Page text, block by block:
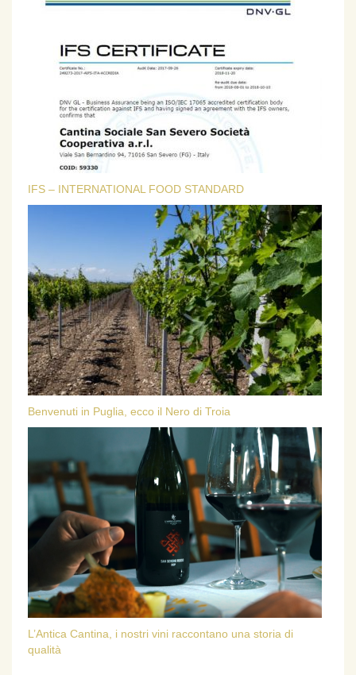
IFS – INTERNATIONAL FOOD STANDARD
Benvenuti in Puglia, ecco il Nero di Troia
L’Antica Cantina, i nostri vini raccontano una storia di
qualità